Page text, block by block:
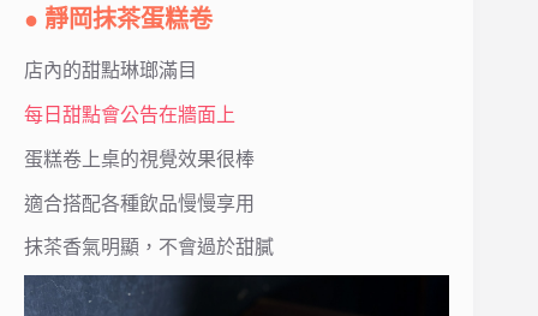
● 靜岡抹茶蛋糕卷
店內的甜點琳瑯滿目
每日甜點會公告在牆面上
蛋糕卷上桌的視覺效果很棒
適合搭配各種飲品慢慢享用
抹茶香氣明顯，不會過於甜膩